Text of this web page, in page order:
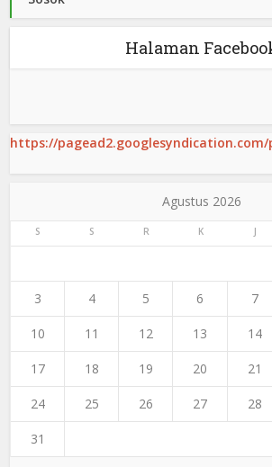
Halaman
https://
Agustus 2026
S S R K J
3 4 5 6 7
10 11 12 13 14
17 18 19 20 21
24 25 26 27 28
31